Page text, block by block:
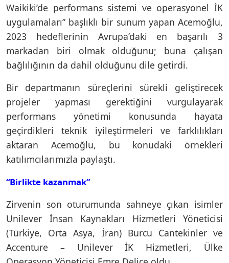
Waikiki’de performans sistemi ve operasyonel İK
uygulamaları” başlıklı bir sunum yapan Acemoğlu,
2023 hedeflerinin Avrupa’daki en başarılı 3
markadan biri olmak olduğunu; buna çalışan
bağlılığının da dahil olduğunu dile getirdi.
Bir departmanın süreçlerini sürekli geliştirecek
projeler yapması gerektiğini vurgulayarak
performans yönetimi konusunda hayata
geçirdikleri teknik iyileştirmeleri ve farklılıkları
aktaran Acemoğlu, bu konudaki örnekleri
katılımcılarımızla paylaştı.
“Birlikte kazanmak”
Zirvenin son oturumunda sahneye çıkan isimler
Unilever İnsan Kaynakları Hizmetleri Yöneticisi
(Türkiye, Orta Asya, İran) Burcu Cantekinler ve
Accenture – Unilever İK Hizmetleri, Ülke